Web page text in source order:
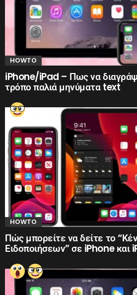
HOWTO
iPhone/iPad – Πως να
τρόπο παλιά μηνύματα text
HOWTO
Πώς μπορείτε να δείτε το
Ειδοποιήσεων” σε iPhone και